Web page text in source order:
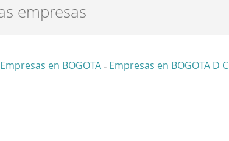
Empresas en BOGOTA - Empresas en BOGOTA D C